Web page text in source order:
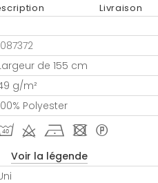
Livraison
de 155 cm
g/m²
Polyester
d h - *
Voir la légende